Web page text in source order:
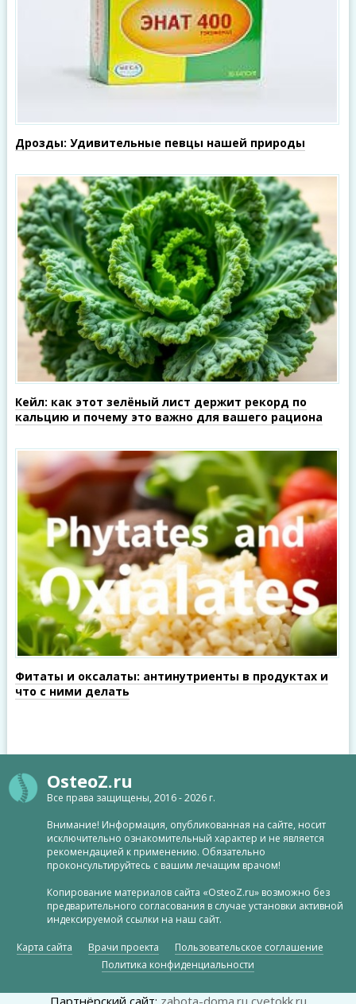
Дрозды: Удивительные певцы нашей природы
Кейл: как этот зелёный лист держит рекорд по
кальцию и почему это важно для вашего рациона
Фитаты и оксалаты: антинутриенты в продуктах и
что с ними делать
OsteoZ.ru
Все права защищены, 2016 - 2026 г.
Внимание! Информация, опубликованная на сайте, носит
исключительно ознакомительный характер и не является
рекомендацией к применению. Обязательно
проконсультируйтесь с вашим лечащим врачом!
Копирование материалов сайта «OsteoZ.ru» возможно без
предварительного согласования в случае установки активной
индексируемой ссылки на наш сайт.
Карта сайта Врачи проекта
Пользовательское соглашение
Политика конфиденциальности
Партнёрский сайт: zabota-doma.ru cvetokk.ru